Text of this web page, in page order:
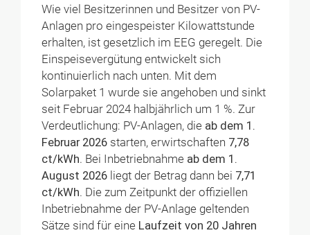
Wie viel Besitzerinnen und Besitzer von PV-
Anlagen pro eingespeister Kilowattstunde
erhalten, ist gesetzlich im EEG geregelt. Die
Einspeisevergütung entwickelt sich
kontinuierlich nach unten. Mit dem
Solarpaket 1 wurde sie angehoben und sinkt
seit Februar 2024 halbjährlich um 1 %. Zur
Verdeutlichung: PV-Anlagen, die ab dem 1.
Februar 2026 starten, erwirtschaften 7,78
ct/kWh. Bei Inbetriebnahme ab dem 1.
August 2026 liegt der Betrag dann bei 7,71
ct/kWh. Die zum Zeitpunkt der offiziellen
Inbetriebnahme der PV-Anlage geltenden
Sätze sind für eine Laufzeit von 20 Jahren